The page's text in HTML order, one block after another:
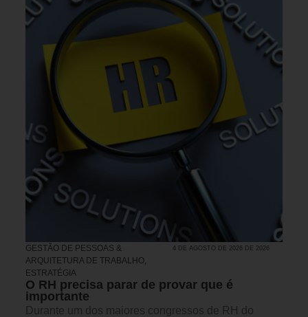
GESTÃO DE PESSOAS &
ARQUITETURA DE TRABALHO
ESTRATÉGIA
4 DE AGOSTO DE 2026 DE 2026
O RH precisa parar de provar que é
importante
Durante um dos maiores congressos de RH do